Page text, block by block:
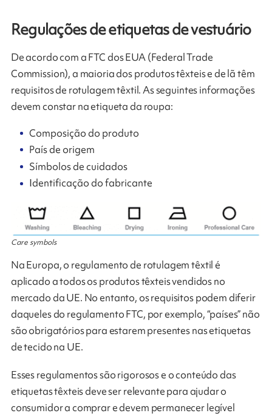
Regulações de etiquetas de vestuário
De acordo com a FTC dos EUA (Federal Trade
Commission), a maioria dos produtos têxteis e de lã têm
requisitos de rotulagem têxtil. As seguintes informações
devem constar na etiqueta da roupa:
Composição do produto
País de origem
Símbolos de cuidados
Identificação do fabricante
Care symbols
Na Europa, o regulamento de rotulagem têxtil é
aplicado a todos os produtos têxteis vendidos no
mercado da UE. No entanto, os requisitos podem diferir
daqueles do regulamento FTC, por exemplo, “países” não
são obrigatórios para estarem presentes nas etiquetas
de tecido na UE.
Esses regulamentos são rigorosos e o conteúdo das
etiquetas têxteis deve ser relevante para ajudar o
consumidor a comprar e devem permanecer legível